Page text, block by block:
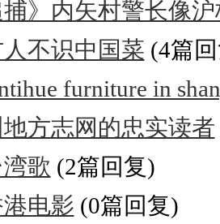
》内矢村警长像
不识中国菜 (4篇
furniture in
方志网的忠实读者
歌 (2篇回复)
电影 (0篇回复)